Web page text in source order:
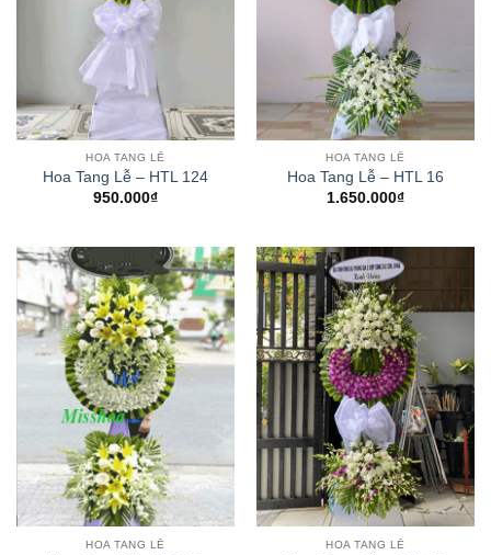
HOA TANG LỄ
Hoa Tang Lễ – HTL 124
950.000₫
HOA TANG LỄ
Hoa Tang Lễ – HTL 16
1.650.000₫
HOA TANG LỄ HOA TANG LỄ